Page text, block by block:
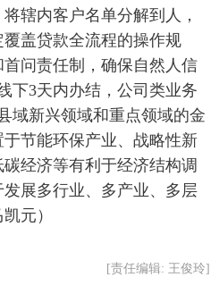
辖内客户名单分解到人，
盖贷款全流程的操作规
问责任制，确保自然人信
下3天内办结，公司类业务
域新兴领域和重点领域的金
节能环保产业、战略性新
经济等有利于经济结构调
展多行业、多产业、多层
元）
[责任编辑: 王俊玲]